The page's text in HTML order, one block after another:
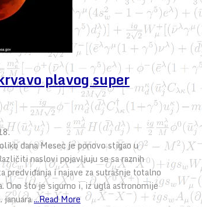
plavog super
dana Mesec je ponovo stigao u
naslovi pojavljuju se sa raznih
predviđanja i najave za sutrašnje totalno
Ono što je sigurno i, iz ugla astronomije
januara...Read More